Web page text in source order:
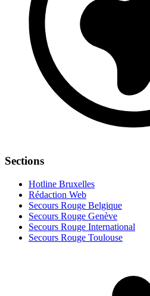
Sections
Hotline Bruxelles
Rédaction Web
Secours Rouge Belgique
Secours Rouge Genève
Secours Rouge International
Secours Rouge Toulouse